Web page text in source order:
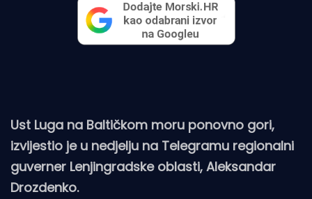
Ust Luga na Baltičkom moru ponovno gori,
izvijestio je u nedjelju na Telegramu regionalni
guverner Lenjingradske oblasti, Aleksandar
Drozdenko.